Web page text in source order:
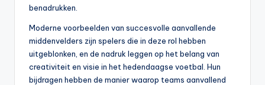
benadrukken.
Moderne voorbeelden van succesvolle aanvallende
middenvelders zijn spelers die in deze rol hebben
uitgeblonken, en de nadruk leggen op het belang van
creativiteit en visie in het hedendaagse voetbal. Hun
bijdragen hebben de manier waarop teams aanvallend